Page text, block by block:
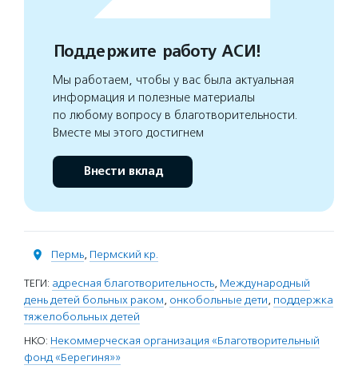
Поддержите работу АСИ!
Мы работаем, чтобы у вас была актуальная
информация и полезные материалы
по любому вопросу в благотворительности.
Вместе мы этого достигнем
Внести вклад
Пермь, Пермский кр.
ТЕГИ: адресная благотворительность, Международный
день детей больных раком, онкобольные дети, поддержка
тяжелобольных детей
НКО: Некоммерческая организация «Благотворительный
фонд «Берегиня»»